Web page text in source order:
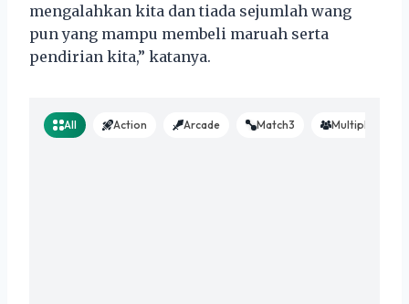
mengalahkan kita dan tiada sejumlah wang
pun yang mampu membeli maruah serta
pendirian kita,” katanya.